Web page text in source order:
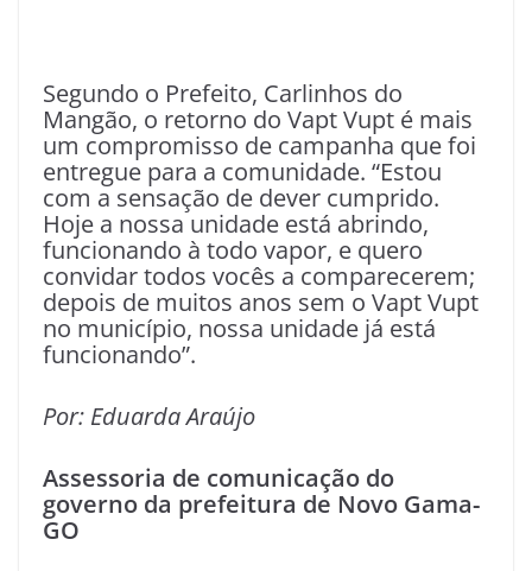
Segundo o Prefeito, Carlinhos do
Mangão, o retorno do Vapt Vupt é mais
um compromisso de campanha que foi
entregue para a comunidade. “Estou
com a sensação de dever cumprido.
Hoje a nossa unidade está abrindo,
funcionando à todo vapor, e quero
convidar todos vocês a comparecerem;
depois de muitos anos sem o Vapt Vupt
no município, nossa unidade já está
funcionando”.
Por: Eduarda Araújo
Assessoria de comunicação do
governo da prefeitura de Novo Gama-
GO